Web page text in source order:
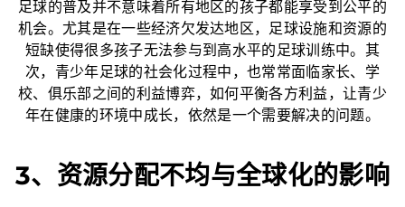
足球的普及并不意味着所有地区的孩子都能享受到公平的
机会。尤其是在一些经济欠发达地区，足球设施和资源的
短缺使得很多孩子无法参与到高水平的足球训练中。其
次，青少年足球的社会化过程中，也常常面临家长、学
校、俱乐部之间的利益博弈，如何平衡各方利益，让青少
年在健康的环境中成长，依然是一个需要解决的问题。
3、资源分配不均与全球化的影响